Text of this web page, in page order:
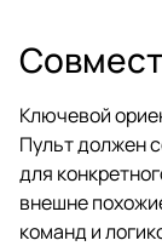
Ключевой
Пульт должен
для
внешне
команд и